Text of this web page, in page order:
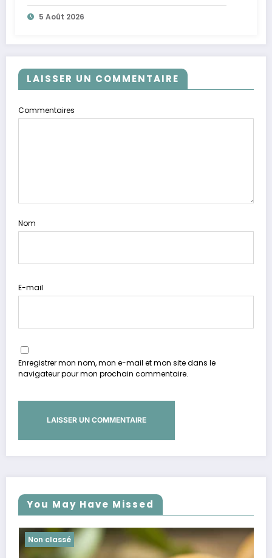
5 Août 2026
LAISSER UN COMMENTAIRE
Commentaires
Nom
E-mail
Enregistrer mon nom, mon e-mail et mon site dans le
navigateur pour mon prochain commentaire.
You May Have Missed
Non classé